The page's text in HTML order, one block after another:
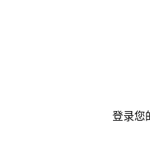
登录您